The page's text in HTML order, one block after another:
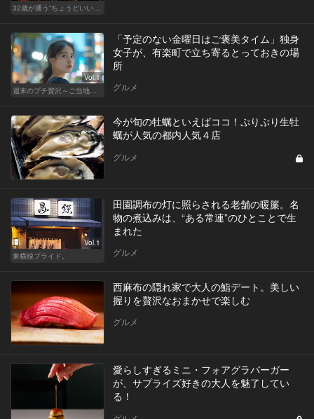
32歳が通う“ちょうどいい”価格の店
Vol.1
週末のプチ贅沢～ご当地グルメ～
「予定のない金曜日はご褒美タイム」独身
女子が、有楽町で立ち寄るとっておきの場
所
グルメ
今が旬の牡蠣といえばココ！ぷりぷり生牡
蠣が人気の都内人気４店
グルメ
Vol.1
東横線プライド。
田園調布の灯に照らされる老舗の暖簾。名
物の煮込みは、“ある常連”のひとことで生
まれた
グルメ
西麻布の隠れ家で大人の鮨デート。美しい
握りを贅沢なおまかせで楽しむ
グルメ
愛らしすぎるミニ・フォアグラバーガー
が、サプライズ好きの大人を魅了してい
る！